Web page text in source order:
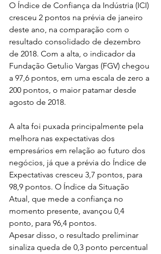
O Índice de Confiança da Indústria (ICI)
cresceu 2 pontos na prévia de janeiro
deste ano, na comparação com o
resultado consolidado de dezembro
de 2018. Com a alta, o indicador da
Fundação Getulio Vargas (FGV) chegou
a 97,6 pontos, em uma escala de zero a
200 pontos, o maior patamar desde
agosto de 2018.
A alta foi puxada principalmente pela
melhora nas expectativas dos
empresários em relação ao futuro dos
negócios, já que a prévia do Índice de
Expectativas cresceu 3,7 pontos, para
98,9 pontos. O Índice da Situação
Atual, que mede a confiança no
momento presente, avançou 0,4
ponto, para 96,4 pontos.
Apesar disso, o resultado preliminar
sinaliza queda de 0,3 ponto percentual